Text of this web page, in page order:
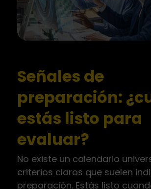
Señales de
preparación:
estás listo para
evaluar?
No existe un calendario
criterios claros que suelen
preparación. Estás listo